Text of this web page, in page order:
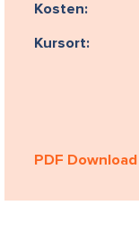
Kosten:
Kursort:
PDF Download